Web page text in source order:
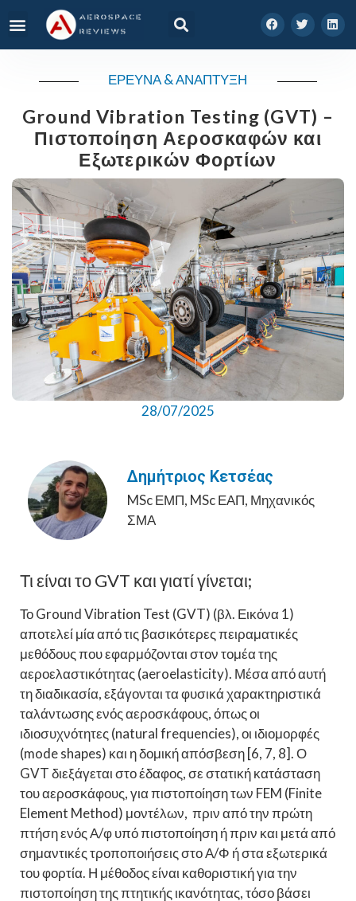
ΕΡΕΥΝΑ & ΑΝΑΠΤΥΞΗ
Ground Vibration Testing (GVT) –
Πιστοποίηση Αεροσκαφών και
Εξωτερικών Φορτίων
28/07/2025
Δημήτριος Κετσέας
MSc ΕΜΠ, MSc ΕΑΠ, Μηχανικός
ΣΜΑ
Τι είναι το GVT και γιατί γίνεται;
Το Ground Vibration Test (GVT) (βλ. Εικόνα 1)
αποτελεί μία από τις βασικότερες πειραματικές
μεθόδους που εφαρμόζονται στον τομέα της
αεροελαστικότητας (aeroelasticity). Μέσα από αυτή
τη διαδικασία, εξάγονται τα φυσικά χαρακτηριστικά
ταλάντωσης ενός αεροσκάφους, όπως οι
ιδιοσυχνότητες (natural frequencies), οι ιδιομορφές
(mode shapes) και η δομική απόσβεση [6, 7, 8]. Ο
GVT διεξάγεται στο έδαφος, σε στατική κατάσταση
του αεροσκάφους, για πιστοποίηση των FEM (Finite
Element Method) μοντέλων, πριν από την πρώτη
πτήση ενός Α/φ υπό πιστοποίηση ή πριν και μετά από
σημαντικές τροποποιήσεις στο Α/Φ ή στα εξωτερικά
του φορτία. Η μέθοδος είναι καθοριστική για την
πιστοποίηση της πτητικής ικανότητας, τόσο βάσει